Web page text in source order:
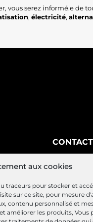
aux cookies
traceurs pour stocker et
sur ce site, pour mesure
contenu personnalisé et
améliorer les produits, Vous
vous serez informé.e de
, électricité,
CONTACT
AtelierD
88200
03 29 22